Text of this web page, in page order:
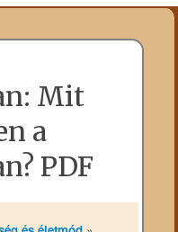
Mit
a
PDF